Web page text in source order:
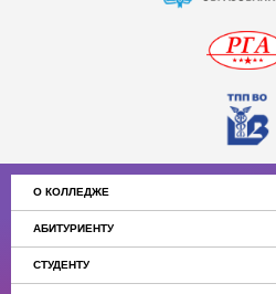
О КОЛЛЕДЖЕ
АБИТУРИЕНТУ
СТУДЕНТУ